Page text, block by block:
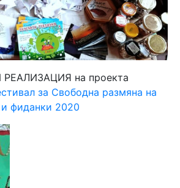
на проекта
за Свободна размяна на
фиданки 2020